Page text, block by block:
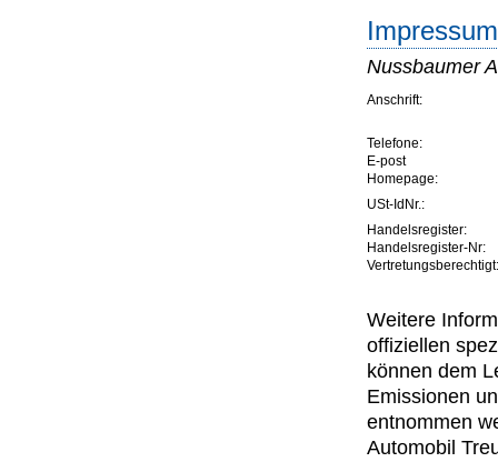
Nussbaumer
Anschrift:
Telefone:
E-post
Homepage:
USt-IdNr.:
Handelsregister:
Handelsregister-Nr:
Vertretungsberechtigt:
Weitere
offiziellen
können dem
Emissionen
entnommen
Automobil